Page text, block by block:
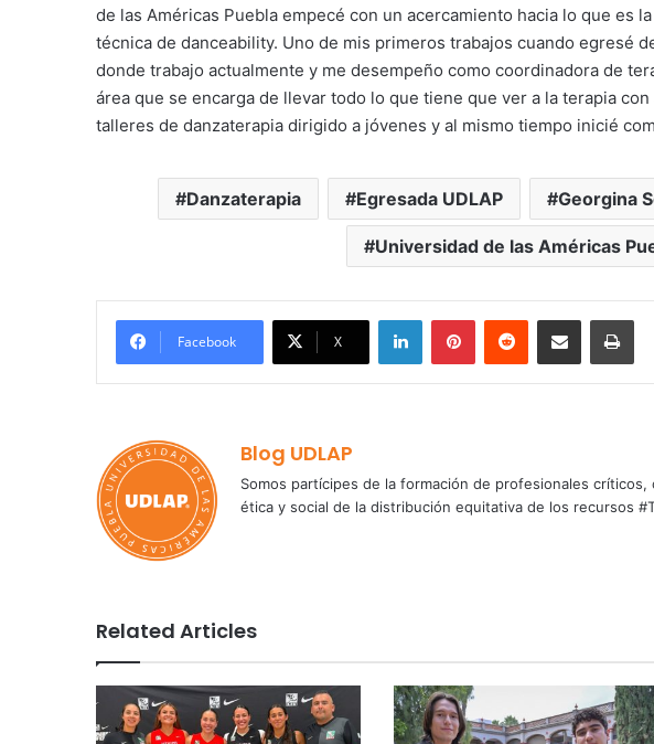
de las Américas Puebla empecé con un acercamiento hacia lo que es
técnica de danceability. Uno de mis primeros trabajos cuando egresé
donde trabajo actualmente y me desempeño como coordinadora de
área que se encarga de llevar todo lo que tiene que ver a la terapia
talleres de danzaterapia dirigido a jóvenes y al mismo tiempo inicié
Danzaterapia Egresada UDLAP Georgina
Universidad de las Américas
Facebook X
LinkedInPinterestReddit Share via Email
Blog UDLAP
Somos partícipes de la formación de profesionales
ética y social de la distribución equitativa de los recursos
Related Articles